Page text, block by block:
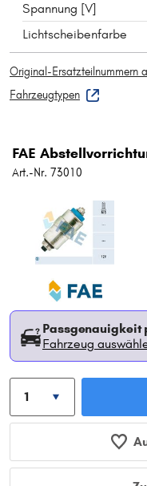
Spannung [V]
Lichtscheibenfarbe
Original-Ersatzteilnummern
Fahrzeugtypen
FAE
Art.-Nr. 73010
Passgenauigkeit
Fahrzeug